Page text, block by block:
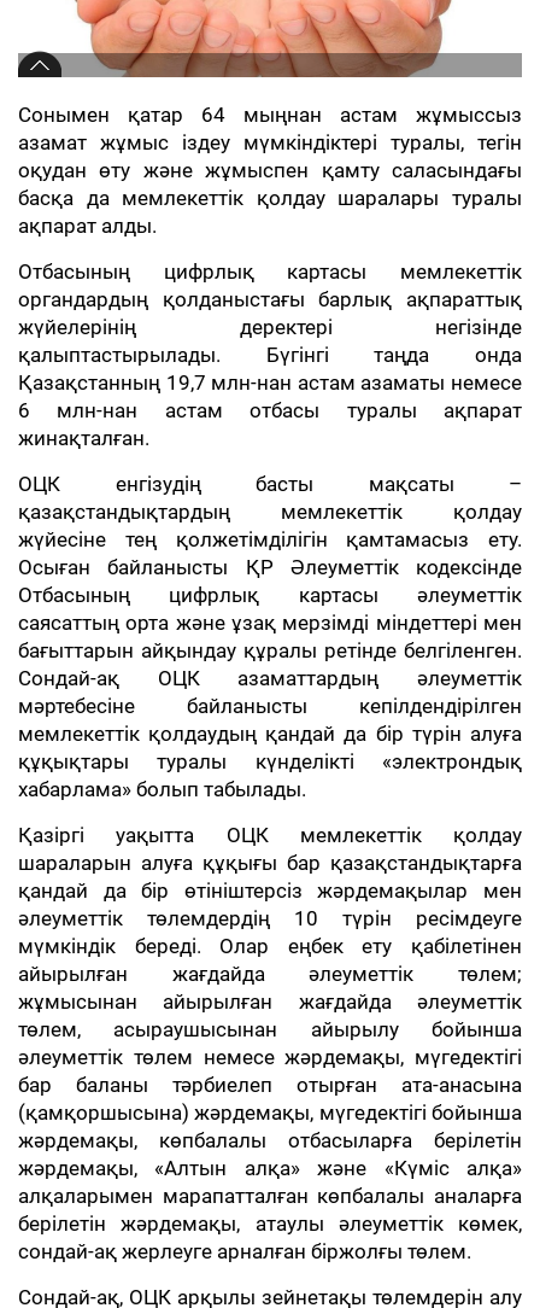
Сонымен қатар 64 мыңнан астам жұмыссыз
азамат жұмыс іздеу мүмкіндіктері туралы, тегін
оқудан өту және жұмыспен қамту саласындағы
басқа да мемлекеттік қолдау шаралары туралы
ақпарат алды.
Отбасының цифрлық картасы мемлекеттік
органдардың қолданыстағы барлық ақпараттық
жүйелерінің деректері негізінде
қалыптастырылады. Бүгінгі таңда онда
Қазақстанның 19,7 млн-нан астам азаматы немесе
6 млн-нан астам отбасы туралы ақпарат
жинақталған.
ОЦК енгізудің басты мақсаты –
қазақстандықтардың мемлекеттік қолдау
жүйесіне тең қолжетімділігін қамтамасыз ету.
Осыған байланысты ҚР Әлеуметтік кодексінде
Отбасының цифрлық картасы әлеуметтік
саясаттың орта және ұзақ мерзімді міндеттері мен
бағыттарын айқындау құралы ретінде белгіленген.
Сондай-ақ ОЦК азаматтардың әлеуметтік
мәртебесіне байланысты кепілдендірілген
мемлекеттік қолдаудың қандай да бір түрін алуға
құқықтары туралы күнделікті «электрондық
хабарлама» болып табылады.
Қазіргі уақытта ОЦК мемлекеттік қолдау
шараларын алуға құқығы бар қазақстандықтарға
қандай да бір өтініштерсіз жәрдемақылар мен
әлеуметтік төлемдердің 10 түрін ресімдеуге
мүмкіндік береді. Олар еңбек ету қабілетінен
айырылған жағдайда әлеуметтік төлем;
жұмысынан айырылған жағдайда әлеуметтік
төлем, асыраушысынан айырылу бойынша
әлеуметтік төлем немесе жәрдемақы, мүгедектігі
бар баланы тәрбиелеп отырған ата-анасына
(қамқоршысына) жәрдемақы, мүгедектігі бойынша
жәрдемақы, көпбалалы отбасыларға берілетін
жәрдемақы, «Алтын алқа» және «Күміс алқа»
алқаларымен марапатталған көпбалалы аналарға
берілетін жәрдемақы, атаулы әлеуметтік көмек,
сондай-ақ жерлеуге арналған біржолғы төлем.
Сондай-ақ, ОЦК арқылы зейнетақы төлемдерін алу